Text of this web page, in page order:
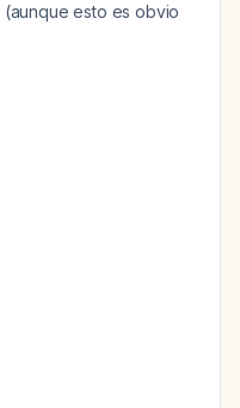
(aunque esto es obvio